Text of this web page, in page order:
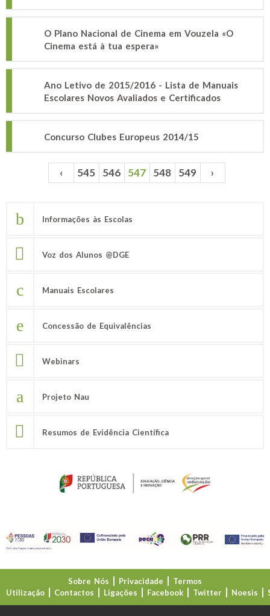
O Plano Nacional de Cinema em Vouzela «O
Cinema está à tua espera»
Ano Letivo de 2015/2016 - Lista de Manuais
Escolares Novos Avaliados e Certificados
Concurso Clubes Europeus 2014/15
Páginas ‹ 545 546 547 548 549 ›
Informações às Escolas
Voz dos Alunos @DGE
Manuais Escolares
Concessão de Equivalências
Webinars
Projeto Nau
Resumos de Evidência Científica
Sobre Nós Privacidade
Termos
Utilização
Contactos Ligações Facebook Twitter Noesis